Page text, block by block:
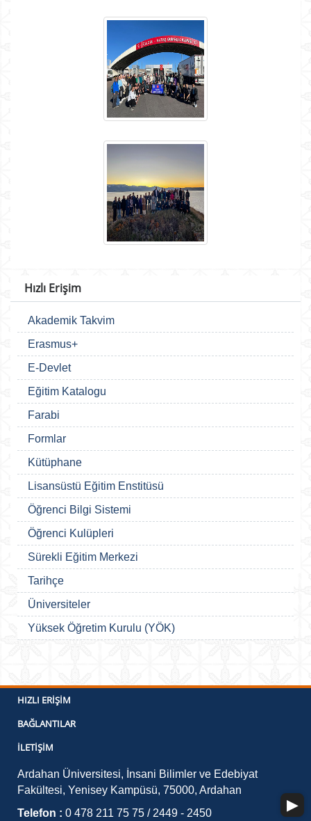
Hızlı Erişim
Akademik Takvim
Erasmus+
E-Devlet
Eğitim Katalogu
Farabi
Formlar
Kütüphane
Lisansüstü Eğitim Enstitüsü
Öğrenci Bilgi Sistemi
Öğrenci Kulüpleri
Sürekli Eğitim Merkezi
Tarihçe
Üniversiteler
Yüksek Öğretim Kurulu (YÖK)
HIZLI ERIŞIM
BAĞLANTILAR
İLETIŞIM
Ardahan Üniversitesi, İnsani Bilimler ve Edebiyat
Fakültesi, Yenisey Kampüsü, 75000, Ardahan
Telefon : 0 478 211 75 75 / 2449 - 2450